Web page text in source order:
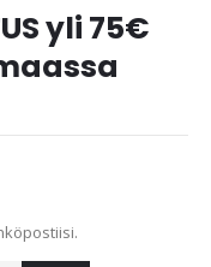
yli 75€